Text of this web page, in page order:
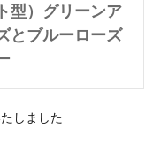
型）グリーンア
とブルーローズ
しました